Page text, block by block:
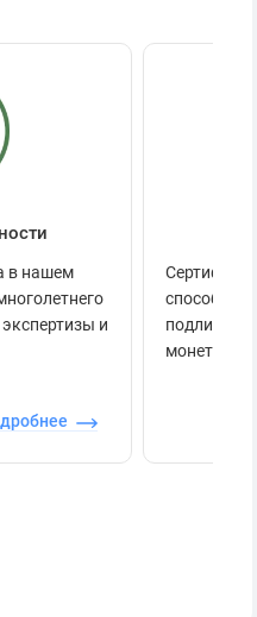
в нашем
и
способов
монеты.